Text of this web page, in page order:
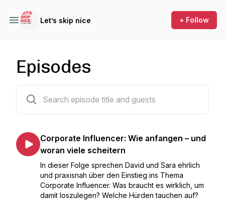
Let’s skip nice + Follow
Episodes
Corporate Influencer: Wie anfangen – und
woran viele scheitern
In dieser Folge sprechen David und Sara ehrlich
und praxisnah über den Einstieg ins Thema
Corporate Influencer. Was braucht es wirklich, um
damit loszulegen? Welche Hürden tauchen auf?